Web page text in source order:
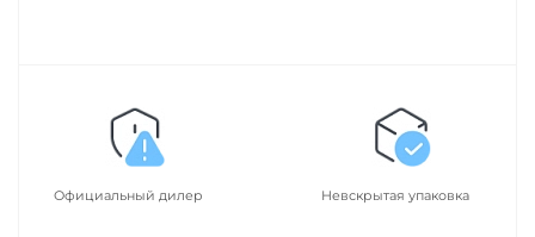
Официальный дилер Невскрытая упаковка